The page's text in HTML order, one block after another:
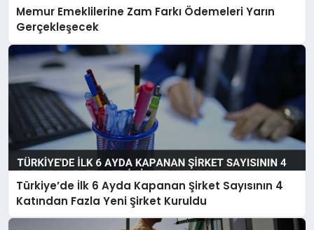
Memur Emeklilerine Zam Farkı Ödemeleri Yarın
Gerçekleşecek
Türkiye’de İlk 6 Ayda Kapanan Şirket Sayısının 4
Katından Fazla Yeni Şirket Kuruldu